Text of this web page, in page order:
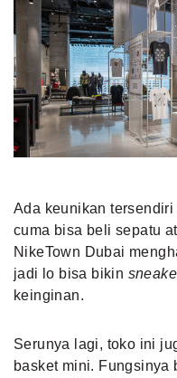
Ada keunikan tersendiri
cuma bisa beli sepatu
NikeTown Dubai
jadi lo bisa bikin
keinginan.
Serunya lagi, toko ini
basket mini. Fungsinya